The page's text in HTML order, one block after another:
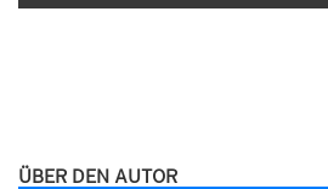
ÜBER DEN AUTOR